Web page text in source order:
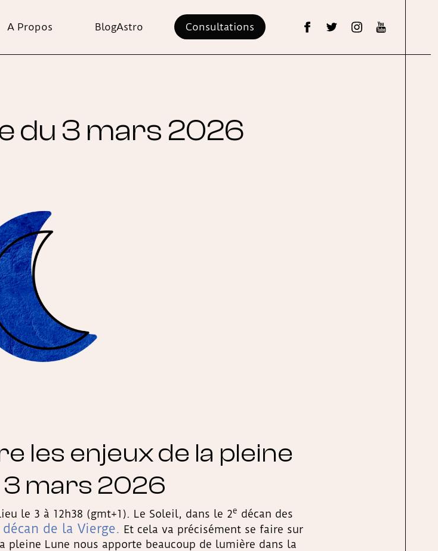
A Propos BlogAstro Consultations
du 3 mars 2026
les enjeux de la pleine
3 mars 2026
le 3 à 12h38 (gmt+1). Le Soleil, dans le 2e décan des
décan de la Vierge. Et cela va précisément se faire sur
pleine Lune nous apporte beaucoup de lumière dans la